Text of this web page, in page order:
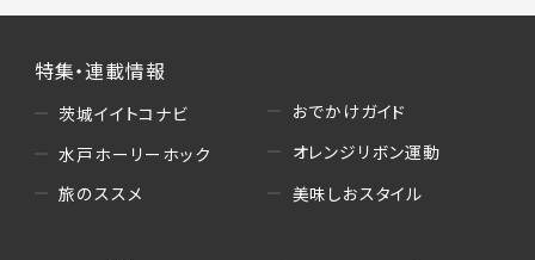
・読者プレゼント、アンケート等、当サービスが実
施するキャンペーンの抽選、当選者への連絡及
び発送 ・ユーザーの趣向や属性情報等の分析
（5）広告主への問い合わせ・応募等への対応
特集・連載情報
茨城イイトコナビ
水戸ホーリーホック
旅のススメ
おでかけガイド
オレンジリボン運動
美味しおスタイル